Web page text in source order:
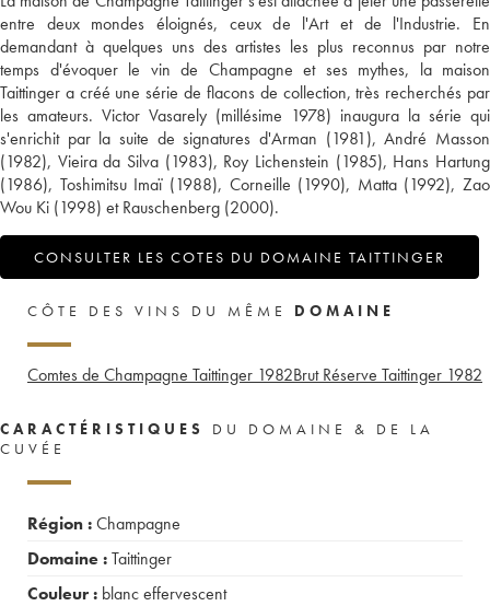
entre deux mondes éloignés, ceux de l'Art et de l'Industrie. En
demandant à quelques uns des artistes les plus reconnus par notre
temps d'évoquer le vin de Champagne et ses mythes, la maison
Taittinger a créé une série de flacons de collection, très recherchés par
les amateurs. Victor Vasarely (millésime 1978) inaugura la série qui
s'enrichit par la suite de signatures d'Arman (1981), André Masson
(1982), Vieira da Silva (1983), Roy Lichenstein (1985), Hans Hartung
(1986), Toshimitsu Imaï (1988), Corneille (1990), Matta (1992), Zao
Wou Ki (1998) et Rauschenberg (2000).
CONSULTER LES COTES DU DOMAINE TAITTINGER
CÔTE DES VINS DU MÊME DOMAINE
Comtes de Champagne Taittinger 1982Brut Réserve Taittinger 1982
CARACTÉRISTIQUES
DU DOMAINE & DE LA
CUVÉE
Région :Champagne
Domaine :Taittinger
Couleur : blanc effervescent